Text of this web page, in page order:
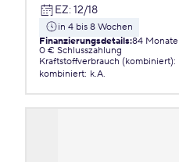
EZ: 12/18
in 4 bis 8 Wochen
Finanzierungsdetails:84 Monate
0 € Schlusszahlung
Kraftstoffverbrauch (kombiniert):
kombiniert: k.A.